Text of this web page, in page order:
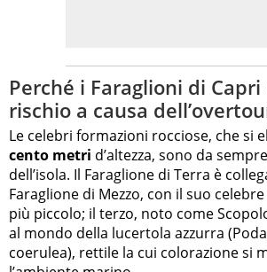
Perché i Faraglioni di Capri
rischio a causa
Le celebri formazioni rocciose, che si
cento metri d’altezza, sono da
dell’isola. Il Faraglione di Terra è
Faraglione di Mezzo, con il suo
più piccolo; il terzo, noto come
al mondo della lucertola azzurra
coerulea), rettile la cui colorazione si